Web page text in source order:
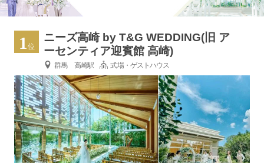
1位
ニーズ高崎 by T&G WEDDING(旧 ア
ーセンティア迎賓館 高崎)
群馬 高崎駅 式場・ゲストハウス